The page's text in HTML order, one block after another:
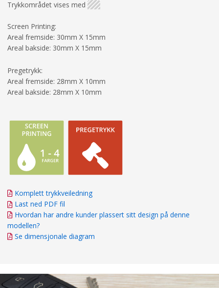
Trykkområdet vises med
Screen Printing:
Areal fremside: 30mm X 15mm
Areal bakside: 30mm X 15mm
Pregetrykk:
Areal fremside: 28mm X 10mm
Areal bakside: 28mm X 10mm
Komplett trykkveiledning
Last ned PDF fil
Hvordan har andre kunder plassert sitt design på denne
modellen?
Se dimensjonale diagram